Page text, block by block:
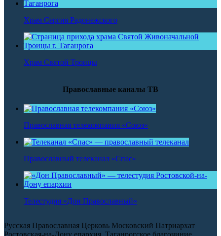
Храм Сергия Радонежского
Храм Святой Троицы
Православные каналы ТВ
Православная телекомпания «Союз»
Православный телеканал «Спас»
Телестудия «Дон Православный»
Русская Православная Церковь Московский Патриархат